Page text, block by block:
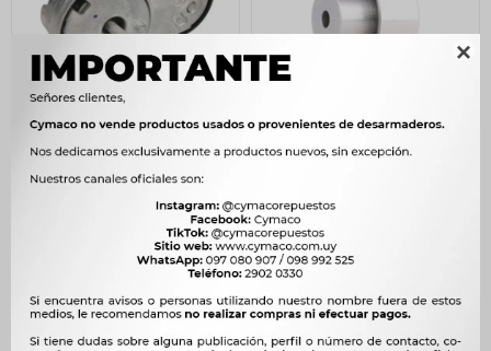

TENSOR FIAT ALT PALIO
IDEA DOBLO SIENA FIRE 1.0
1.3 1.4 8V 16V DUNCAN
1.391
$1.154
TENSOR - DIST FIJO UNO
VKM22151 DUNCAN